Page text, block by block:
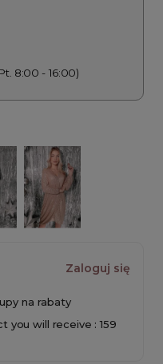
8:00 - 16:00)
Zaloguj się
na rabaty
you will receive : 159